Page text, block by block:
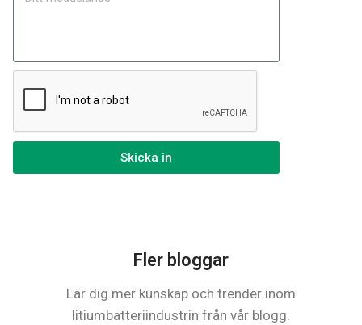
Skicka in
Fler bloggar
Lär dig mer kunskap och trender inom
litiumbatteriindustrin från vår blogg.